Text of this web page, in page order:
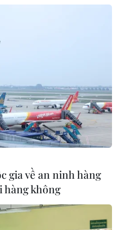
bước tiến
châu
gia về an ninh hàng
hàng không